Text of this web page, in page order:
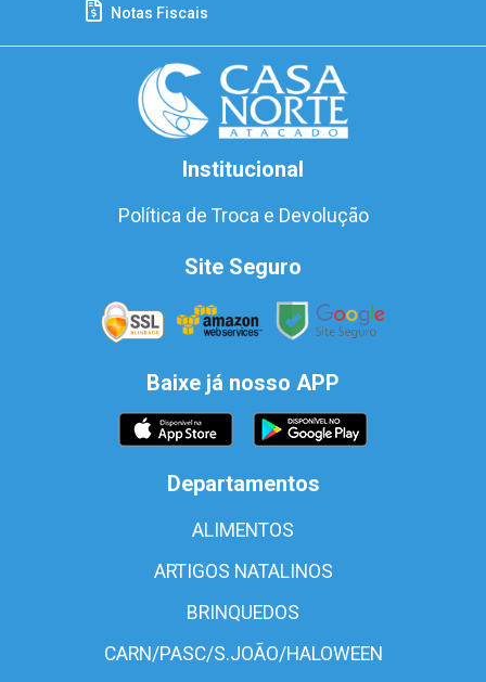
Notas Fiscais
Institucional
Política de Troca e Devolução
Site Seguro
Baixe já nosso APP
Departamentos
ALIMENTOS
ARTIGOS NATALINOS
BRINQUEDOS
CARN/PASC/S.JOÃO/HALOWEEN